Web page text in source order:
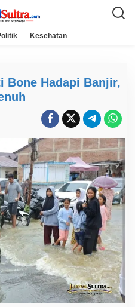
Kesehatan
Bone Hadapi Banjir,